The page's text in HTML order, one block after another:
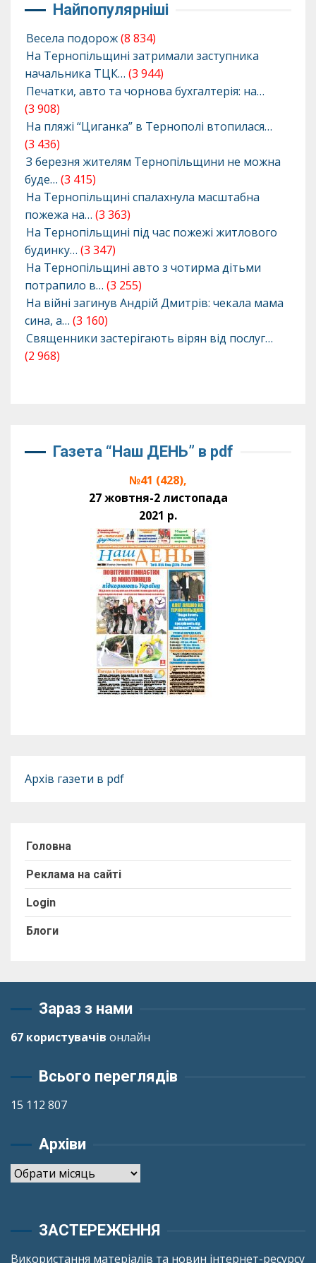
Найпопулярніші
Весела подорож(8 834)
На Тернопільщині затримали заступника
начальника ТЦК… (3 944)
Печатки, авто та чорнова бухгалтерія: на…
(3 908)
На пляжі “Циганка” в Тернополі втопилася…
(3 436)
З березня жителям Тернопільщини не можна
буде… (3 415)
На Тернопільщині спалахнула масштабна
пожежа на… (3 363)
На Тернопільщині під час пожежі житлового
будинку… (3 347)
На Тернопільщині авто з чотирма дітьми
потрапило в… (3 255)
На війні загинув Андрій Дмитрів: чекала мама
сина, а… (3 160)
Священники застерігають вірян від послуг…
(2 968)
Газета “Наш ДЕНЬ” в pdf
№41 (428),
27 жовтня-2 листопада
2021 р.
Архів газети в pdf
Головна
Реклама на сайті
Login
Блоги
Зараз з нами
67 користувачів онлайн
Всього переглядів
15 112 807
Архіви
Архіви
ЗАСТЕРЕЖЕННЯ
Використання матеріалів та новин інтернет-ресурсу